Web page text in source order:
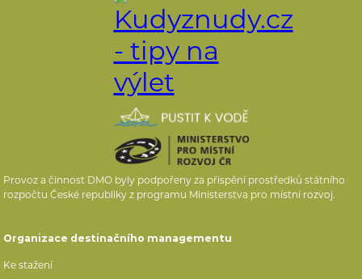
Provoz a činnost DMO byly podpořeny za přispění prostředků státního
rozpočtu České republiky z programu Ministerstva pro místní rozvoj.
Organizace destinačního managementu
Ke stažení